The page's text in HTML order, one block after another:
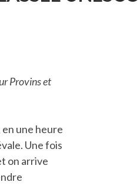
Provins et
une heure
Une fois
on arrive